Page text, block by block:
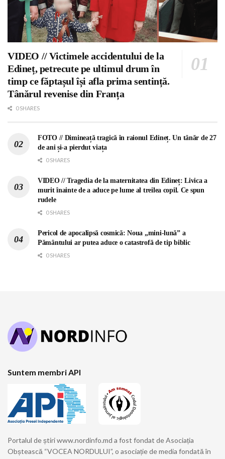
VIDEO // Victimele accidentului de la
Edineț, petrecute pe ultimul drum în
timp ce făptașul își afla prima sentință.
Tânărul revenise din Franța
0 SHARES
FOTO // Dimineață tragică în raionul Edineț. Un tânăr de 27
de ani și-a pierdut viața
0 SHARES
VIDEO // Tragedia de la maternitatea din Edineț: Livica a
murit înainte de a aduce pe lume al treilea copil. Ce spun
rudele
0 SHARES
Pericol de apocalipsă cosmică: Noua „mini-lună” a
Pământului ar putea aduce o catastrofă de tip biblic
0 SHARES
Suntem membri API
Portalul de știri www.nordinfo.md a fost fondat de Asociația
Obștească “VOCEA NORDULUI”, o asociație de media fondată în